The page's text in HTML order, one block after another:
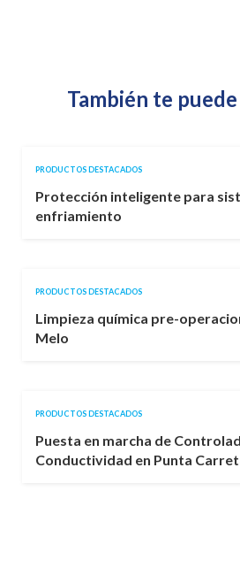
También te
PRODUCTOS DESTACADOS
Protección inteligente para
enfriamiento
PRODUCTOS DESTACADOS
Limpieza química pre-
Melo
PRODUCTOS DESTACADOS
Puesta en marcha de
Conductividad en Punta